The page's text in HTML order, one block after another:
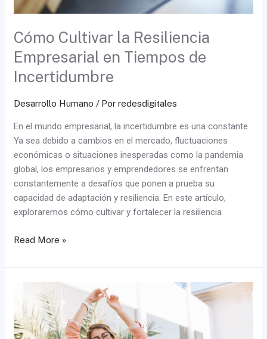
Cómo Cultivar la Resiliencia
Empresarial en Tiempos de
Incertidumbre
Desarrollo Humano / Porredesdigitales
En el mundo empresarial, la incertidumbre es una constante.
Ya sea debido a cambios en el mercado, fluctuaciones
económicas o situaciones inesperadas como la pandemia
global, los empresarios y emprendedores se enfrentan
constantemente a desafíos que ponen a prueba su
capacidad de adaptación y resiliencia. En este artículo,
exploraremos cómo cultivar y fortalecer la resiliencia
Read More »
convertida
en
profesión: